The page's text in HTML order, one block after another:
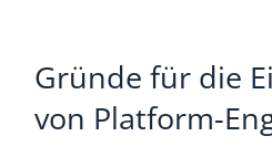
Gründe für die
von Platform-